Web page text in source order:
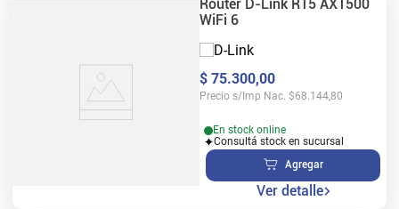
Router D-Link R15 AX1500
WiFi 6
$ 75.300,00
Precio s/Imp Nac. $68.144,80
En stock online
Consultá stock en sucursal
Agregar
Ver detalle